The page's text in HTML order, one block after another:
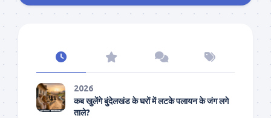
2026
कब खुलेंगे बुंदेलखंड के घरों में लटके पलायन के जंग लगे
ताले?